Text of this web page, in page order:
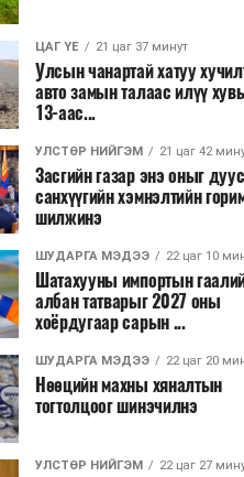
ЦАГ ҮЕ 21 цаг 37 минут
Улсын чанартай хатуу
авто замын талаас илүү
13-аас...
УЛСТӨР НИЙГЭМ 21 цаг 42
Засгийн газар энэ оныг
санхүүгийн хэмнэлтийн
шилжинэ
ШУДАРГА МЭДЭЭ 22 цаг 10
Шатахууны импортын
албан татварыг 2027 оны
хоёрдугаар сарын ...
ШУДАРГА МЭДЭЭ 22 цаг 20
Нөөцийн махны хяналтын
тогтолцоог шинэчилнэ
УЛСТӨР НИЙГЭМ 22 цаг 27